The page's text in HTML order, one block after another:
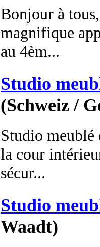
Bonjour à
magnifique
au 4èm...
Studio
(Schweiz /
Studio meublé
la cour
sécur...
Studio
Waadt)